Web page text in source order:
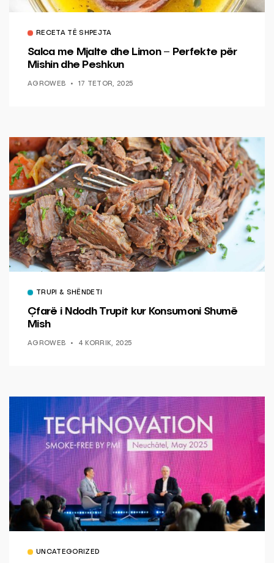
RECETA TË SHPEJTA
Salca me Mjalte dhe Limon – Perfekte për
Mishin dhe Peshkun
AGROWEB 17 TETOR, 2025
TRUPI & SHËNDETI
Çfarë i Ndodh Trupit kur Konsumoni Shumë
Mish
AGROWEB 4 KORRIK, 2025
UNCATEGORIZED